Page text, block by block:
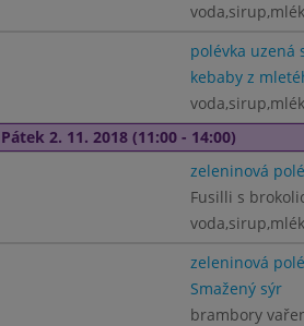
polévka uzená
kebaby z
Pátek 2. 11. 2018 (11:00 - 14:00)
zeleninová
Fusilli s
zeleninová
Smažený sýr
brambory